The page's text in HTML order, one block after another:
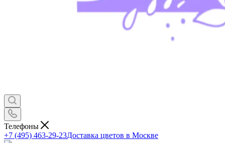
Телефоны
+7 (495) 463-29-23Доставка цветов в Москве